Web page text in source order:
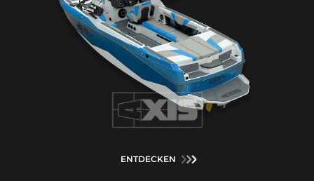
ENTDECKEN